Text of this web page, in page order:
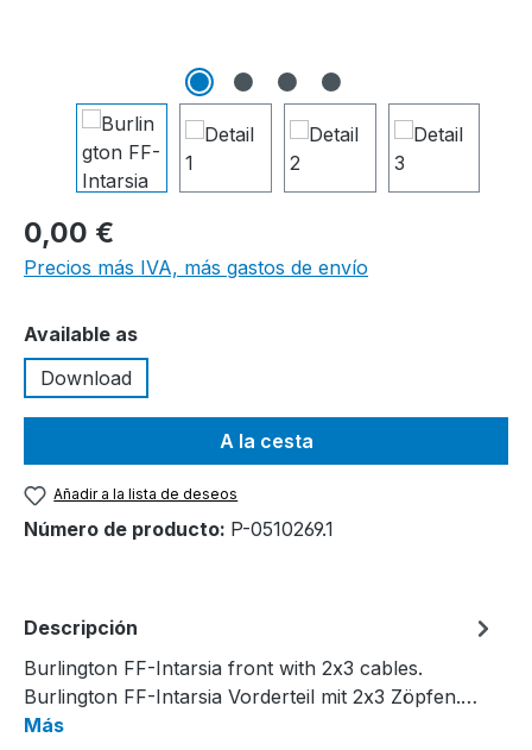
0,00 €
Precios más IVA, más gastos de envío
Seleccione
Available as
Download
A la cesta
Añadir a la lista de deseos
Número de producto: P-0510269.1
Descripción
Burlington FF-Intarsia front with 2x3 cables.
Burlington FF-Intarsia Vorderteil mit 2x3 Zöpfen.…
Más